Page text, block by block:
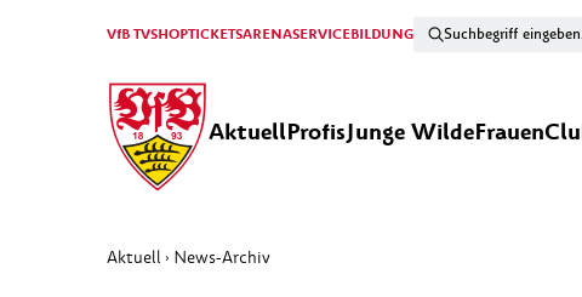
VfB TVSHOPTICKETSARENASERVICEBILDUNG
AktuellProfisJunge WildeFrauen
Aktuell › News-Archiv